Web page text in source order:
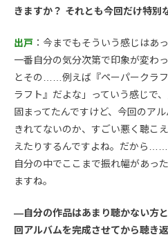
きますか？ それとも今回だけ特別
出戸 ：今までもそういう感じはあ
一番自分の気分次第で印象が変わ
とその……例えば『ペーパークラ
ラフト』だよな」っていう感じで
固まってたんですけど、今回のア
きれてないのか、すごい悪く聴こ
えたりするんですよね。だから……
自分の中でここまで振れ幅があっ
ますね。
—自分の作品はあまり聴かない方
回アルバムを完成させてから聴き